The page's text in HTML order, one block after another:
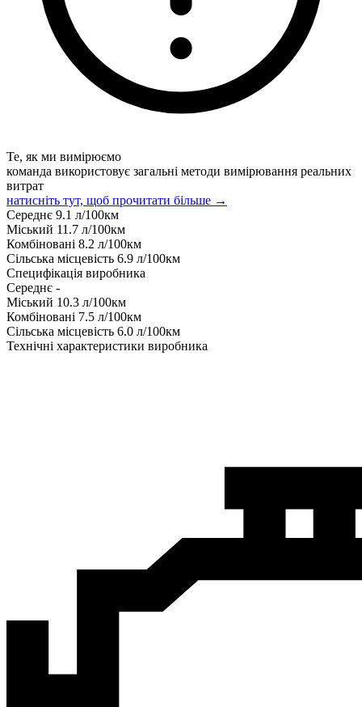
Те, як ми вимірюємо
команда використовує загальні методи вимірювання реальних
витрат
натисніть тут, щоб прочитати більше →
Середнє 9.1 л/100км
Міський 11.7 л/100км
Комбіновані 8.2 л/100км
Сільська місцевість 6.9 л/100км
Специфікація виробника
Середнє -
Міський 10.3 л/100км
Комбіновані 7.5 л/100км
Сільська місцевість 6.0 л/100км
Технічні характеристики виробника